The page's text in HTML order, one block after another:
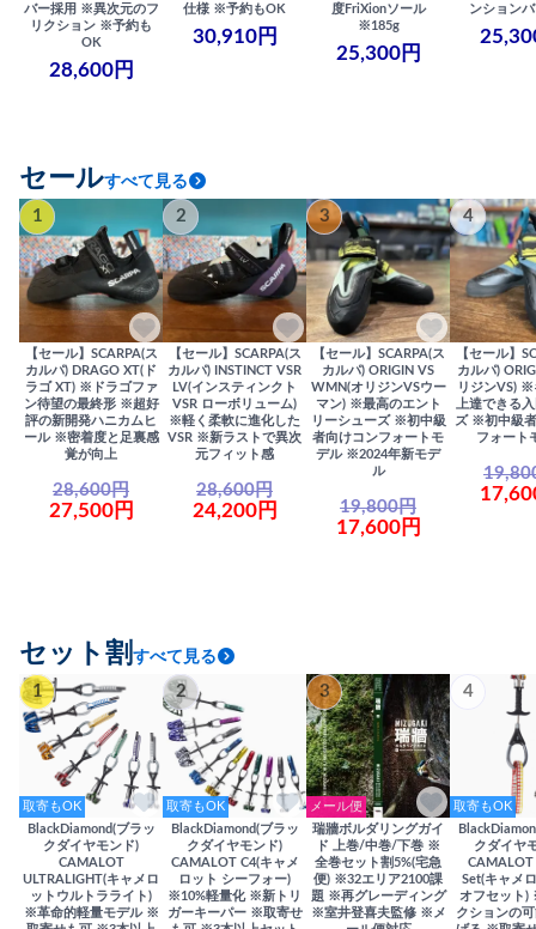
バー採用 ※異次元のフ
リクション ※予約も
OK
28,600円
仕様 ※予約もOK
30,910円
度FriXionソール
※185g
25,300円
ンション
セールすべて見る
1
【セール】SCARPA(ス
カルパ) DRAGO XT(ド
ラゴ XT) ※ドラゴファ
ン待望の最終形 ※超好
評の新開発ハニカムヒ
ール ※密着度と足裏感
覚が向上
28,600円
27,500円
2
【セール】SCARPA(ス
カルパ) INSTINCT VSR
LV(インスティンクト
VSR ローボリューム)
※軽く柔軟に進化した
VSR ※新ラストで異次
元フィット感
28,600円
24,200円
3
【セール】SCARPA(ス
カルパ) ORIGIN VS
WMN(オリジンVSウー
マン) ※最高のエント
リーシューズ ※初中級
者向けコンフォートモ
デル ※2024年新モデ
ル
19,800円
17,600円
4
【セール】
カルパ)
リジンVS) ※
上達できる
ズ ※初中級
フォート
セット割 すべて見る
1
取寄もOK
BlackDiamond(ブラッ
クダイヤモンド)
CAMALOT
ULTRALIGHT(キャメロ
ットウルトラライト)
※革命的軽量モデル ※
2
取寄もOK
BlackDiamond(ブラッ
クダイヤモンド)
CAMALOT C4(キャメ
ロット シーフォー)
※10%軽量化 ※新トリ
ガーキーパー ※取寄せ
3
メール便
瑞牆ボルダリングガイ
ド 上巻/中巻/下巻 ※
全巻セット割5%(宅急
便) ※32エリア2100課
題 ※再グレーディング
※室井登喜夫監修 ※メ
4
取寄もOK
クダイヤ
Set(キャメ
オフセット)
クションの